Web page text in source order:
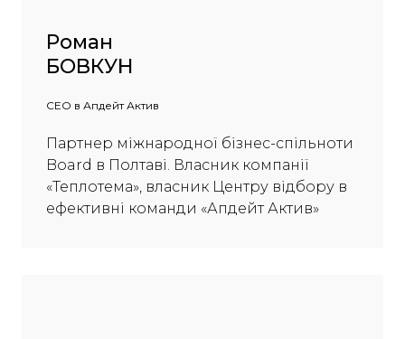
Роман
БОВКУН
СЕО в Апдейт Актив
Партнер міжнародної бізнес-спільноти
Board в Полтаві. Власник компанії
«Теплотема», власник Центру відбору в
ефективні команди «Апдейт Актив»